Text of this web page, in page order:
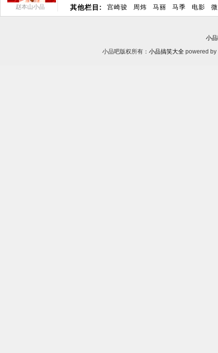
赵本山小品 其他栏目: 宫崎骏 周炜 马丽 马季 电影
小
小品吧版权所有： 小品搞笑大全 powered by